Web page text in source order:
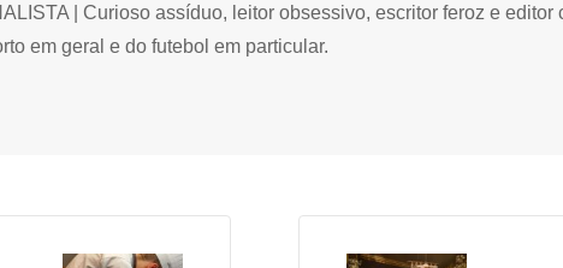
| Curioso assíduo, leitor obsessivo, escritor feroz e editor
em geral e do futebol em particular.